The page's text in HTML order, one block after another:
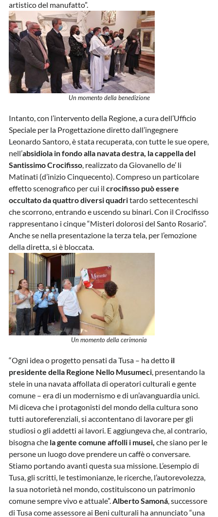
artistico del manufatto”.
Un momento della benedizione
Intanto, con l’intervento della Regione, a cura dell’Ufficio
Speciale per la Progettazione diretto dall’ingegnere
Leonardo Santoro, è stata recuperata, con tutte le sue opere,
nell’absidiola in fondo alla navata destra, la cappella del
Santissimo Crocifisso, realizzato da Giovanello de’ li
Matinati (d’inizio Cinquecento). Compreso un particolare
effetto scenografico per cui il crocifisso può essere
occultato da quattro diversi quadritardo settecenteschi
che scorrono, entrando e uscendo su binari. Con il Crocifisso
rappresentano i cinque “Misteri dolorosi del Santo Rosario”.
Anche se nella presentazione la terza tela, per l’emozione
della diretta, si è bloccata.
Un momento della cerimonia
“Ogni idea o progetto pensati da Tusa – ha detto il
presidente della Regione Nello Musumeci, presentando la
stele in una navata affollata di operatori culturali e gente
comune – era di un modernismo e di un’avanguardia unici.
Mi diceva che i protagonisti del mondo della cultura sono
tutti autoreferenziali, si accontentano di lavorare per gli
studiosi o gli addetti ai lavori. E aggiungeva che, al contrario,
bisogna che la gente comune affolli i musei, che siano per le
persone un luogo dove prendere un caffè o conversare.
Stiamo portando avanti questa sua missione. L’esempio di
Tusa, gli scritti, le testimonianze, le ricerche, l’autorevolezza,
la sua notorietà nel mondo, costituiscono un patrimonio
comune sempre vivo e attuale”.Alberto Samoná, successore
di Tusa come assessore ai Beni culturali ha annunciato “una